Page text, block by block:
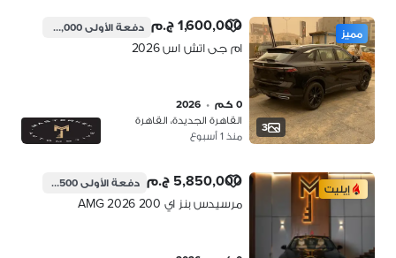
3
مميز 1,600,000 ج.م دفعة الأولى400,000 ج.م
ام جى اتش اس 2026
0 كم •
2026
القاهرة الجديدة، القاهرة
منذ 1 أسبوع
إيليت 5,850,000 ج.م دفعة الأولى1,462,500 ج.م
مرسيدس بنز اي 200 2026 AMG